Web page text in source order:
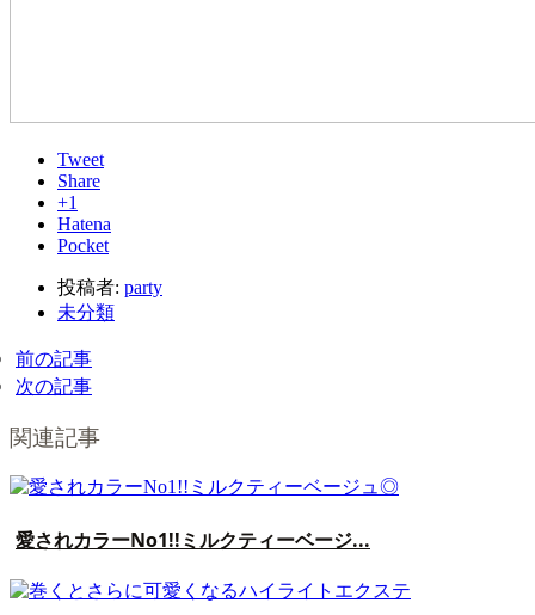
Tweet
Share
+1
Hatena
Pocket
投稿者: party
未分類
前の記事
次の記事
関連記事
愛されカラーNo1!!ミルクティーベージ...